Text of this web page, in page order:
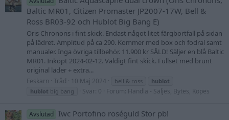
Baltic MR01, Citizen Promaster JP2007-17W, Bell &
Ross BR03-92 och Hublot Big Bang E)
Oris Chronoris i fint skick. Endast något litet färgbortfall på sidan
på lädret. Amplitud på ca 290. Kommer med box och fodral samt
manualer. Inga övriga tillbehör. 11.900 kr SÅLD! Säljer en blå Baltic
MR01. Inköpt 2024-02-12. Väldigt fint skick. Fullset med brunt
original läder + extra...
Feskarn Tråd 10 Maj 2024 bell & ross
hublot
hublot big bang Svar: 0 Forum: Handla - Säljes, Bytes, Köpes
Avslutad Iwc Portofino roséguld Stor pb!